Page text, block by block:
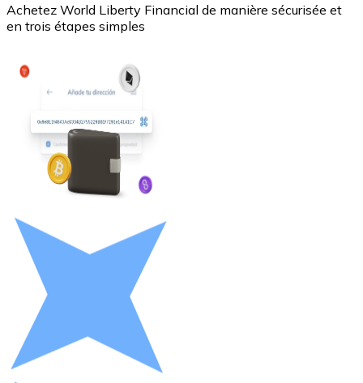
XRP
Achetez World Liberty Financial de manière sécurisée et
en trois étapes simples